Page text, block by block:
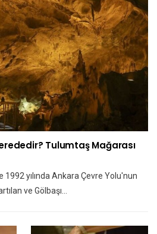
Tulumtaş Mağarası
1992 yılında Ankara Çevre Yolu'nun
ve Gölbaşı…